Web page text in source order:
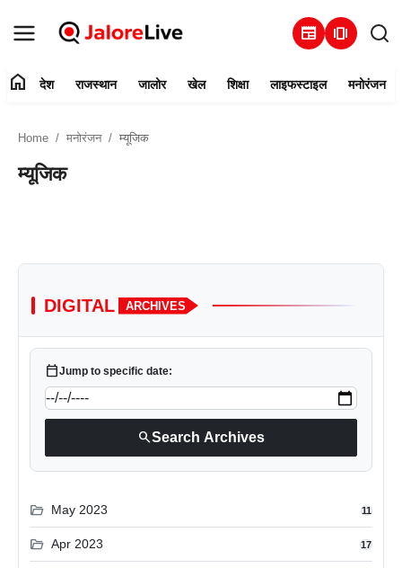
newspaper amp_stories
संपर्क करें
जालोर
खेल
लाइफस्टाइल
मनोरंजन
तकनीक
विशेष
home देश राजस्थान जालोर खेल शिक्षा लाइफस्टाइल मनोरंजन
Home मनोरंजन म्यूजिक
म्यूजिक
DIGITAL ARCHIVES
calendar_todayJump to specific date:
searchSearch Archives
folder_open May 2023 11
folder_open Apr 2023 17